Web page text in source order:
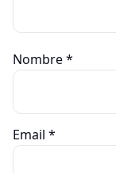
Nombre*
Email *